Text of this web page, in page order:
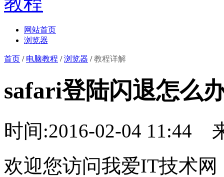
网站首页
浏览器
首页 / 电脑教程 /浏览器 /教程详解
safari登陆闪退怎么
时间:2016-02-04 11:44
欢迎您访问我爱IT技术